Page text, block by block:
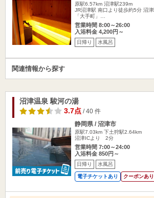
原駅6.57km 沼津駅239m
JR沼津駅 南口より徒歩約5分 沼
「大手町」…
営業時間 8:00～26:00
入浴料金 4,200円～
日帰り 水風呂
関連情報から探す
沼津温泉 駿河の湯
3.7点/ 40 件
静岡県 / 沼津市
原駅7.03km 下土狩駅2.64km
沼津ICより 2分
営業時間 7:00～24:00
入浴料金 850円～
日帰り 水風呂
電子チケットあり クーポンあり